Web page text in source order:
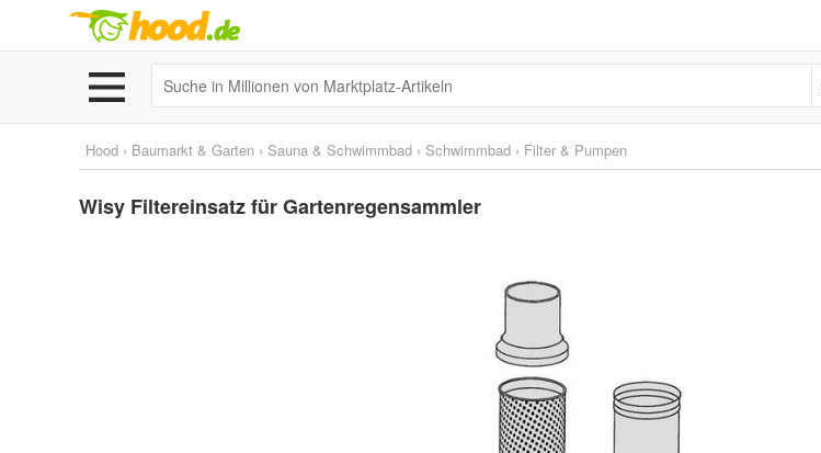
Hood › Baumarkt & Garten › Sauna & Schwimmbad › Schwimmbad › Filter & Pumpen
Wisy Filtereinsatz für Gartenregensammler